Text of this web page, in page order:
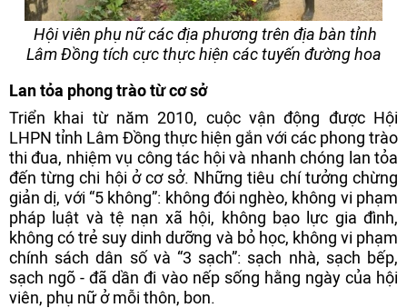
Hội viên phụ nữ các địa phương trên địa bàn tỉnh
Lâm Đồng tích cực thực hiện các tuyến đường hoa
Lan tỏa phong trào từ cơ sở
Triển khai từ năm 2010, cuộc vận động được Hội
LHPN tỉnh Lâm Đồng thực hiện gắn với các phong trào
thi đua, nhiệm vụ công tác hội và nhanh chóng lan tỏa
đến từng chi hội ở cơ sở. Những tiêu chí tưởng chừng
giản dị, với “5 không”: không đói nghèo, không vi phạm
pháp luật và tệ nạn xã hội, không bạo lực gia đình,
không có trẻ suy dinh dưỡng và bỏ học, không vi phạm
chính sách dân số và “3 sạch”: sạch nhà, sạch bếp,
sạch ngõ - đã dần đi vào nếp sống hằng ngày của hội
viên, phụ nữ ở mỗi thôn, bon.